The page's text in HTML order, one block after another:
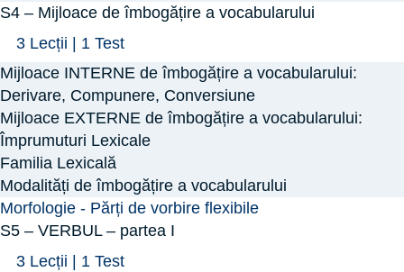
S4 – Mijloace de îmbogățire a vocabularului
Arată
S4
–
Mijloace
de
îmbogățire
a
vocabularului
3 Lecții | 1 Test
Mijloace INTERNE de îmbogățire a vocabularului:
Derivare, Compunere, Conversiune
Mijloace EXTERNE de îmbogățire a vocabularului:
Împrumuturi Lexicale
Familia Lexicală
Modalități de îmbogățire a vocabularului
Morfologie - Părți de vorbire flexibile
S5 – VERBUL – partea I
Arată
S5
3 Lecții
1 Test